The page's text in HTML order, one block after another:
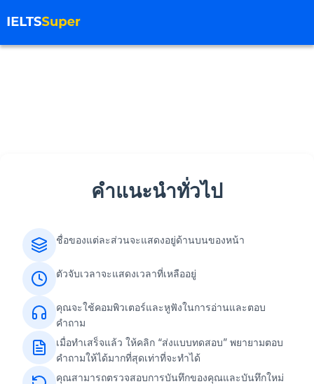
คำแนะนำทั่วไป
ชื่อของแต่ละส่วนจะแสดงอยู่ด้านบนของหน้า
ตัวจับเวลาจะแสดงเวลาที่เหลืออยู่
คุณจะใช้คอมพิวเตอร์และหูฟังในการอ่านและตอบ
คำถาม
เมื่อทำเสร็จแล้ว ให้คลิก “ส่งแบบทดสอบ” พยายามตอบ
คำถามให้ได้มากที่สุดเท่าที่จะทำได้
คุณสามารถตรวจสอบการบันทึกของคุณและบันทึกใหม่